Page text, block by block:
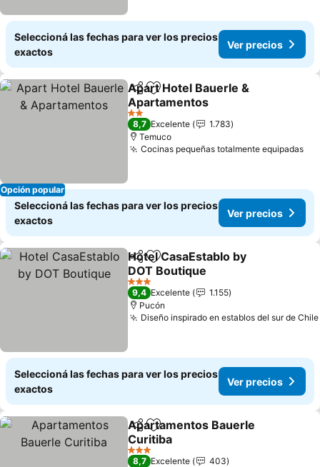
Seleccioná las fechas para ver los precios
exactos
Ver precios
Opción popular
CompartirAñadir a favoritos
Apart Hotel Bauerle &
Apartamentos
2 Estrellas
8,7 Excelente
1.783
Temuco
Cocinas pequeñas totalmente equipadas
Seleccioná las fechas para ver los precios
exactos
Ver precios
CompartirAñadir a favoritos
Hotel CasaEstablo by
DOT Boutique
3 Estrellas
9,4 Excelente
1.155
Pucón
Diseño inspirado en establos del sur de Chile
Seleccioná las fechas para ver los precios
exactos
Ver precios
CompartirAñadir a favoritos
Apartamentos Bauerle
Curitiba
3 Estrellas
8,7 Excelente
403